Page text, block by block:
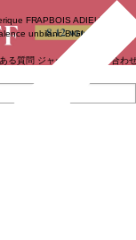
FRAPBOIS ADIEU
unbilanc BIGI online store
る質問 ジャーナル お問い合わ